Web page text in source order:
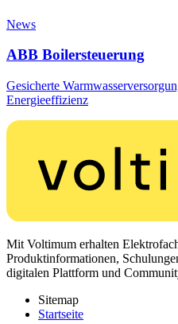
News
ABB Boilersteuerung
Gesicherte
Energieeffizienz
Mit Voltimum erhalten
Produktinformationen,
digitalen Plattform und
Sitemap
Startseite